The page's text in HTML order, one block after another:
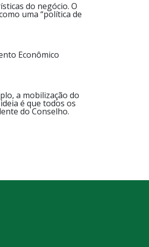
do negócio. O
uma “política de
Econômico
a mobilização do
é que todos os
do Conselho.